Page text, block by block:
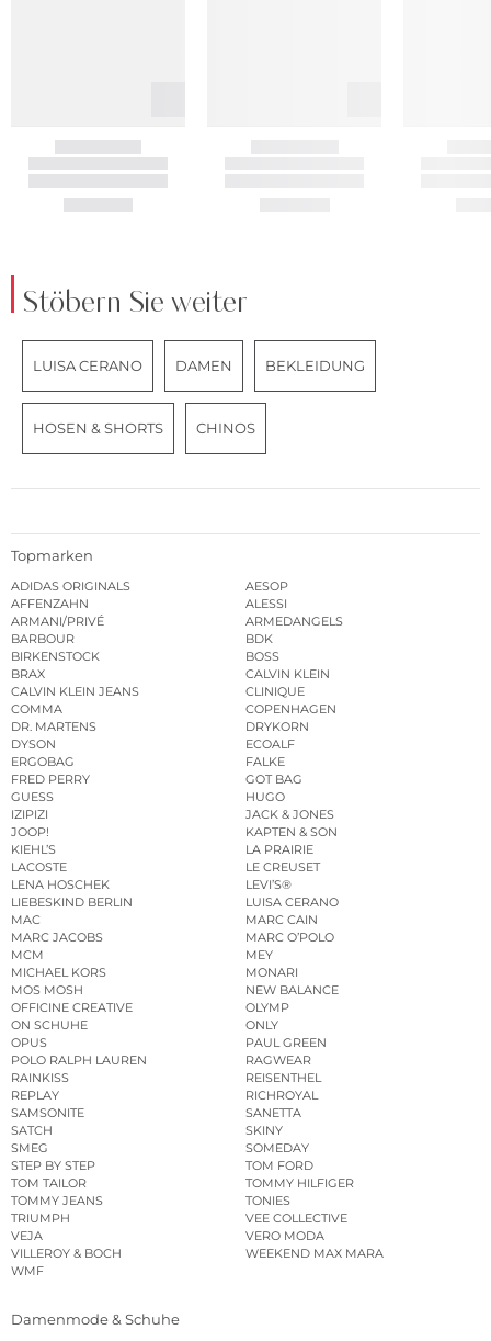
Stöbern Sie weiter
LUISA CERANO DAMEN BEKLEIDUNG
HOSEN & SHORTS CHINOS
Topmarken
ADIDAS ORIGINALS
AESOP
AFFENZAHN
ALESSI
ARMANI/PRIVÉ
ARMEDANGELS
BARBOUR
BDK
BIRKENSTOCK
BOSS
BRAX
CALVIN KLEIN
CALVIN KLEIN JEANS
CLINIQUE
COMMA
COPENHAGEN
DR. MARTENS
DRYKORN
DYSON
ECOALF
ERGOBAG
FALKE
FRED PERRY
GOT BAG
GUESS
HUGO
IZIPIZI
JACK & JONES
JOOP!
KAPTEN & SON
KIEHL’S
LA PRAIRIE
LACOSTE
LE CREUSET
LENA HOSCHEK
LEVI’S®
LIEBESKIND BERLIN
LUISA CERANO
MAC
MARC CAIN
MARC JACOBS
MARC O’POLO
MCM
MEY
MICHAEL KORS
MONARI
MOS MOSH
NEW BALANCE
OFFICINE CREATIVE
OLYMP
ON SCHUHE
ONLY
OPUS
PAUL GREEN
POLO RALPH LAUREN
RAGWEAR
RAINKISS
REISENTHEL
REPLAY
RICHROYAL
SAMSONITE
SANETTA
SATCH
SKINY
SMEG
SOMEDAY
STEP BY STEP
TOM FORD
TOM TAILOR
TOMMY HILFIGER
TOMMY JEANS
TONIES
TRIUMPH
VEE COLLECTIVE
VEJA
VERO MODA
VILLEROY & BOCH
WEEKEND MAX MARA
WMF
Damenmode & Schuhe